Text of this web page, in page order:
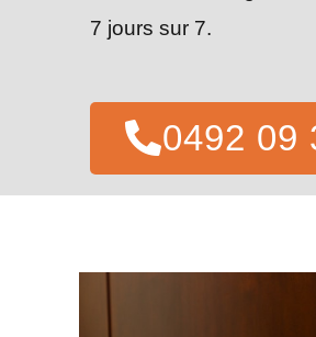
7 jours sur 7.
0492 09